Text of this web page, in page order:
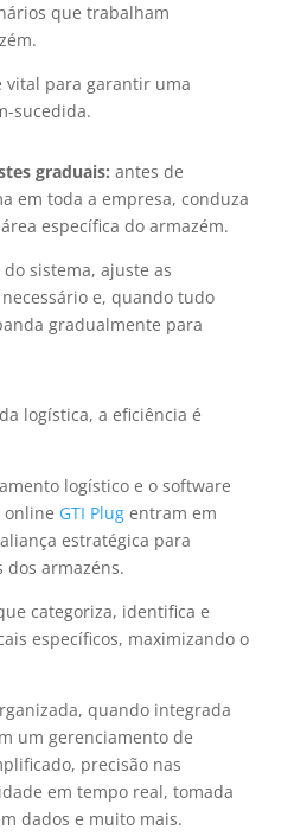
que trabalham
vital para garantir uma
sucedida.
graduais: antes de
em toda a empresa, conduza
específica do armazém.
sistema, ajuste as
e, quando tudo
gradualmente para
logística, a eficiência é
logístico e o software
online GTI Plugentram em
estratégica para
dos armazéns.
categoriza, identifica e
específicos, maximizando o
quando integrada
um gerenciamento de
precisão nas
em tempo real, tomada
dados e muito mais.